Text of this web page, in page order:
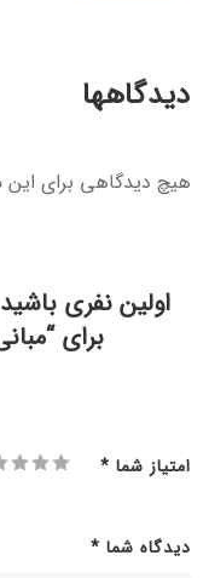
دیدگاهها
هیچ دیدگاهی برای
اولین نفری
برای
امتیاز شما *
دیدگاه شما *